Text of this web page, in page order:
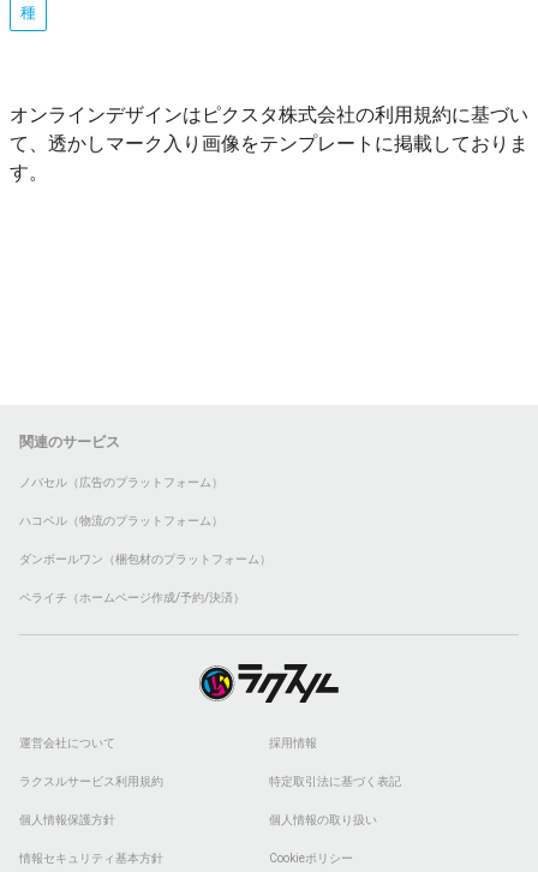
種
オンラインデザインはピクスタ株式会社の利用規約に基づい
て、透かしマーク入り画像をテンプレートに掲載しておりま
す。
関連のサービス
ノバセル（広告のプラットフォーム）
ハコベル（物流のプラットフォーム）
ダンボールワン（梱包材のプラットフォーム）
ペライチ（ホームページ作成/予約/決済）
運営会社について 採用情報
ラクスルサービス利用規約 特定取引法に基づく表記
個人情報保護方針 個人情報の取り扱い
情報セキュリティ基本方針 Cookieポリシー